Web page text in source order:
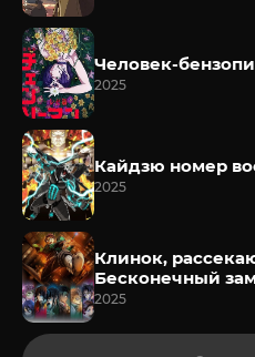
Человек-
2025
Кайдзю номер
2025
Клинок,
Бесконечный
2025